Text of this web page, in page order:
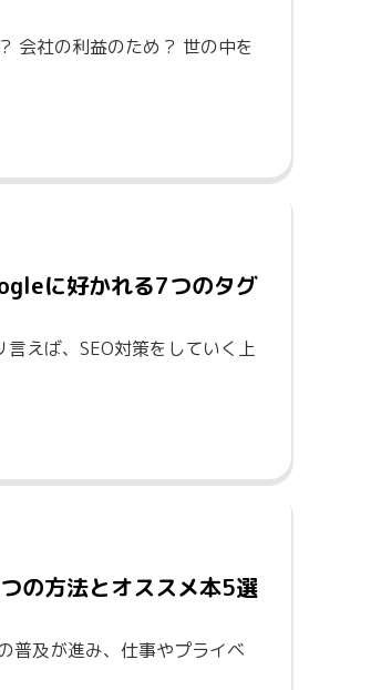
会社の利益のため？ 世の中を
に好かれる7つのタグ
えば、SEO対策をしていく上
の方法とオススメ本5選
普及が進み、仕事やプライベ